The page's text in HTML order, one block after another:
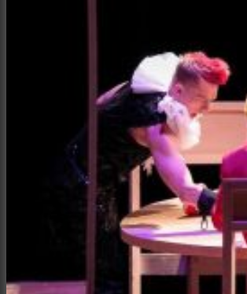
Фотосессии и каталоги
Репортажи и корпоративы
Фуд фотограф